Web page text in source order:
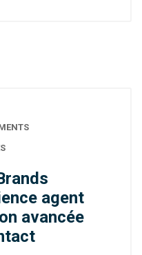
agent
avancée